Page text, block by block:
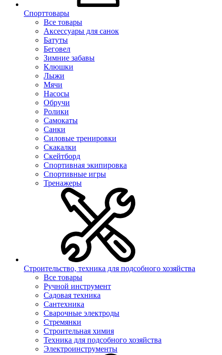
Спорттовары
Все товары
Аксессуары для санок
Батуты
Беговел
Зимние забавы
Клюшки
Лыжи
Мячи
Насосы
Обручи
Ролики
Самокаты
Санки
Силовые тренировки
Скакалки
Скейтборд
Спортивная экипировка
Спортивные игры
Тренажеры
Строительство, техника для подсобного хозяйства
Все товары
Ручной инструмент
Садовая техника
Сантехника
Сварочные электроды
Стремянки
Строительная химия
Техника для подсобного хозяйства
Электроинструменты